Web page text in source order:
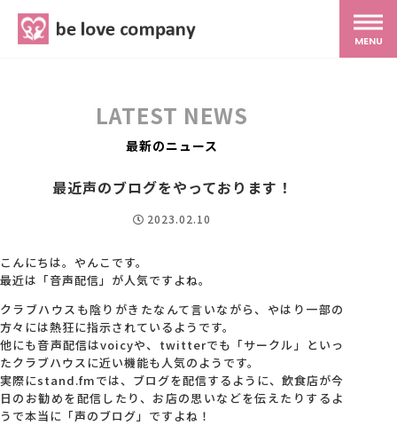
MENU
MG研修
スタッフ紹介
最新ブログ
LATEST NEWS
最新のニュース
最近声のブログをやっております！
2023.02.10
こんにちは。やんこです。
最近は「音声配信」が人気ですよね。
クラブハウスも陰りがきたなんて言いながら、やはり一部の
方々には熱狂に指示されているようです。
他にも音声配信はvoicyや、twitterでも「サークル」といっ
たクラブハウスに近い機能も人気のようです。
実際にstand.fmでは、ブログを配信するように、飲食店が今
日のお勧めを配信したり、お店の思いなどを伝えたりするよ
うで本当に「声のブログ」ですよね！